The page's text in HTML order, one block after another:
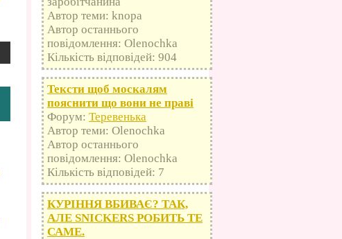
Автор теми: knopa
Автор останнього
повідомлення: Olenochka
Кількість відповідей: 904
Тексти щоб москалям
пояснити що вони не праві
Форум: Теревенька
Автор теми: Olenochka
Автор останнього
повідомлення: Olenochka
Кількість відповідей: 7
КУРІННЯ ВБИВАЄ? ТАК,
АЛЕ SNICKERS РОБИТЬ ТЕ
САМЕ.